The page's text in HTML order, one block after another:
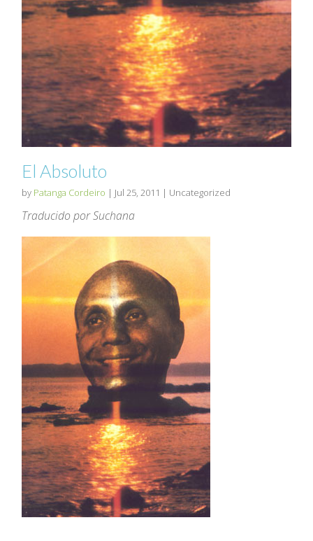
El Absoluto
by Patanga Cordeiro | Jul 25, 2011 | Uncategorized
Traducido por Suchana